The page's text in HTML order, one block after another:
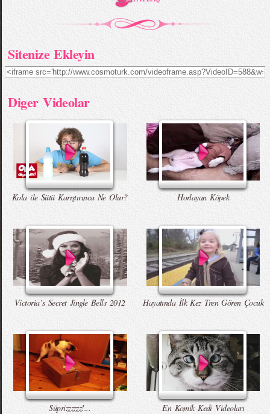
Sitenize Ekleyin
Diger Videolar
Kola ile Sütü Karıştırınca Ne Olur? Horlayan Köpek
Victoria`s Secret Jingle Bells 2012 Hayatında İlk Kez Tren Gören Çocuk
Süprizzzzzz!... En Komik Kedi Videoları